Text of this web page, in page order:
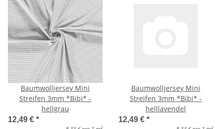
Baumwolljersey Mini
Streifen 3mm *Bibi* -
hellgrau
12,49 € *
2
Baumwolljersey Mini
Streifen 3mm *Bibi* -
helllavendel
12,49 € *
2